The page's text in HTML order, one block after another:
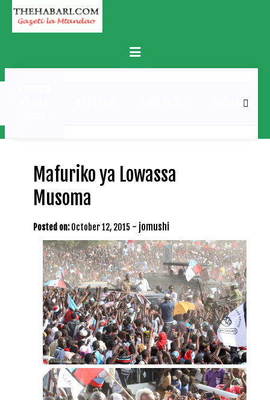
Skip
content
Primary
Menu
MICHEZO
Mafuriko ya Lowassa
Musoma
Posted on: October 12, 2015 - jomushi